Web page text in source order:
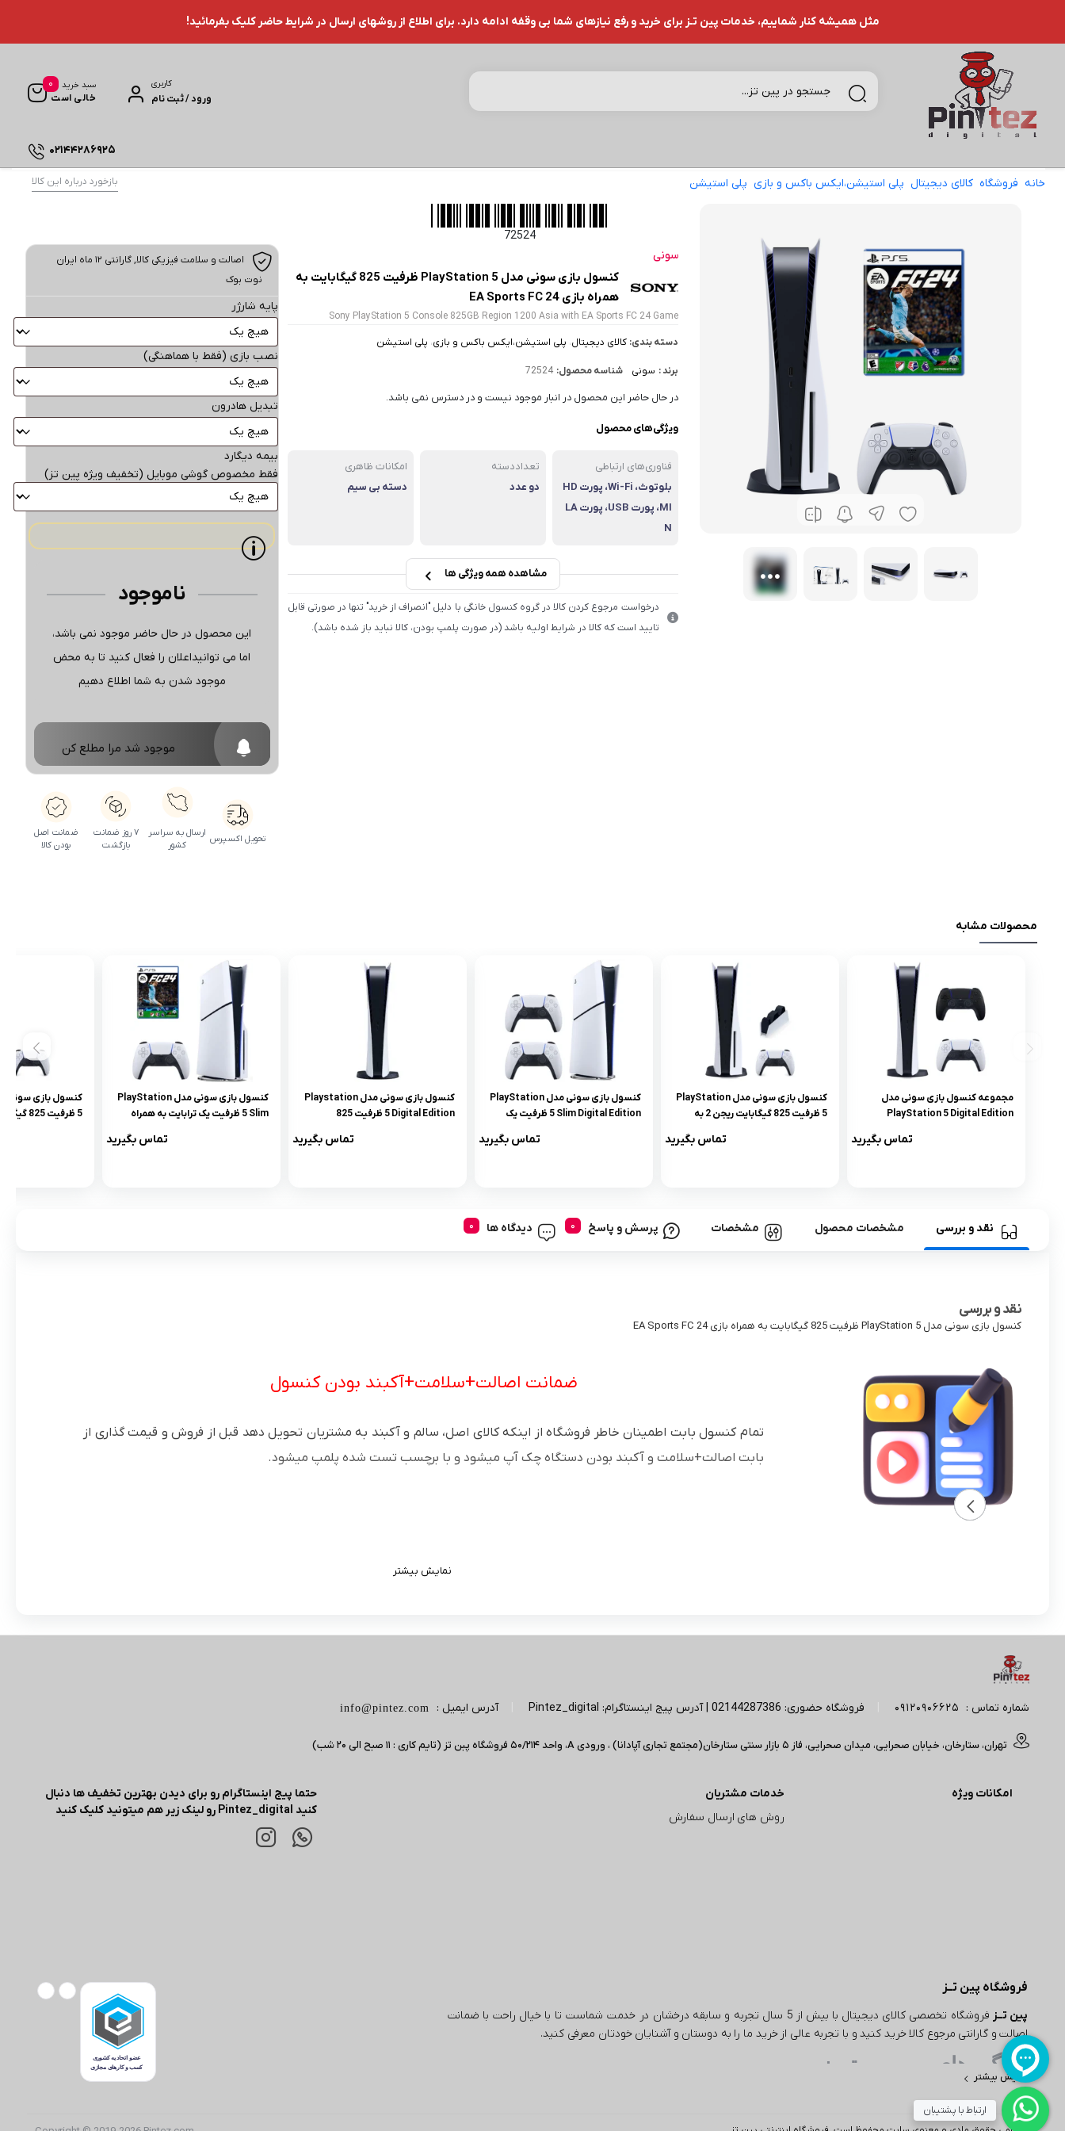
مثل همیشه کنار شماییم، خدمات پین تـز برای خرید و رفع نیازهای شما بی وقفه ادامه دارد. برای اطلاع از روشهای ارسال در شرایط حاضر کلیک بفرمائید!
کاربری
ورود / ثبت نام
سبد خرید
خالی است
0
02144286925
خانه فروشگاه کالای دیجیتال پلی استیشن،ایکس باکس و بازی پلی استیشن بازخورد درباره این کالا
72524
سونی
کنسول بازی سونی مدل PlayStation 5 ظرفیت 825 گیگابایت به
همراه بازی EA Sports FC 24
Sony PlayStation 5 Console 825GB Region 1200 Asia with EA Sports FC 24 Game
دسته بندی: کالای دیجیتال، پلی استیشن،ایکس باکس و بازی، پلی استیشن
برند : سونی شناسه محصول: 72524
در حال حاضر این محصول در انبار موجود نیست و در دسترس نمی باشد.
ویژگی‌های محصول
فناوری‌های ارتباطی
بلوتوث، Wi-Fi، پورت HD
MI، پورت USB، پورت LA
N
تعداددسته
دو عدد
امکانات ظاهری
دسته بی سیم
مشاهده همه ویژگی ها
درخواست مرجوع کردن کالا در گروه کنسول خانگی با دلیل "انصراف از خرید" تنها در صورتی قابل
تایید است که کالا در شرایط اولیه باشد (در صورت پلمپ بودن، کالا نباید باز شده باشد).
اصالت و سلامت فیزیکی کالا, گارانتی ۱۲ ماه ایران
نوت بوک
پایه شارژر
نصب بازی (فقط با هماهنگی)
تبدیل هادرون
بیمه دیگارد
فقط مخصوص گوشی موبایل (تخفیف ویژه پین تز)
ناموجود
این محصول در حال حاضر موجود نمی باشد،
اما می توانیداعلان را فعال کنید تا به محض
موجود شدن به شما اطلاع دهیم
موجود شد مرا مطلع کن
تحویل اکسپرس
ارسال به سراسر
کشور
۷ روز ضمانت
بازگشت
ضمانت اصل
بودن کالا
محصولات مشابه
مجموعه کنسول بازی سونی مدل
PlayStation 5 Digital Edition
تماس بگیرید
کنسول بازی سونی مدل PlayStation
5 ظرفیت 825 گیگابایت ریجن 2 به
تماس بگیرید
کنسول بازی سونی مدل PlayStation
5 Slim Digital Edition ظرفیت یک
تماس بگیرید
کنسول بازی سونی مدل Playstation
5 Digital Edition ظرفیت 825
تماس بگیرید
کنسول بازی سونی مدل PlayStation
5 Slim ظرفیت یک ترابایت به همراه
تماس بگیرید
5 ظرفیت
نقد و بررسی مشخصات محصول مشخصات پرسش و پاسخ دیدگاه ها
نقد و بررسی
کنسول بازی سونی مدل PlayStation 5 ظرفیت 825 گیگابایت به همراه بازی EA Sports FC 24
ضمانت اصالت+سلامت+آکبند بودن کنسول
تمام کنسول بابت اطمینان خاطر فروشگاه از اینکه کالای اصل، سالم و آکبند به مشتریان تحویل دهد قبل از فروش و قیمت گذاری از
بابت اصالت+سلامت و آکبند بودن دستگاه چک آپ میشود و با برچسب تست شده پلمپ میشود.
نمایش بیشتر
شماره تماس : 09120906625 فروشگاه حضوری: 02144287386 | آدرس پیج اینستاگرام: Pintez_digital آدرس ایمیل : info@pintez.com
تهران، ستارخان، خیابان صحرایی، میدان صحرایی، فاز 5 بازار سنتی ستارخان(مجتمع تجاری آپادانا) ، ورودی A، واحد 50/214 فروشگاه پبن تز (تایم کاری : 11 صبح الی 20 شب)
امکانات ویژه
خدمات مشتریان
روش های ارسال سفارش
حتما پیج اینستاگرام رو برای دیدن بهترین تخفیف ها دنبال
کنید Pintez_digital رو لینک زیر هم میتونید کلیک کنید
فروشگاه پین تــز
پین تــز
فروشگاه تخصصی کالای دیجیتال با بیش از 5 سال تجربه و سابقه درخشان در خدمت شماست تا با خیال راحت با ضمانت
اصالت و گارانتی مرجوع کالا خرید کنید و با تجربه عالی از خرید ما را به دوستان و آشنایان خودتان معرفی کنید.
ویژگی های مهم پین تـــز
یکی از ویژگی‌های مهم در خرید از پین تز، تنوع بی‌نظیر محصولات است. این فروشگاه اینترنتی طیف وسیعی از کالاها را در دسته‌های مختلف از جمله لوازم
دیجیتال، لوازم خانگی و بسیاری از محصولات دیگر ارائه می‌دهد. به عنوان مثال، اگر به دنبال خرید یا بررسی قیمت گوشی باشید، پین تز مجموعه‌ای از بهترین
نمایش بیشتر
ارتباط با پشتیبان